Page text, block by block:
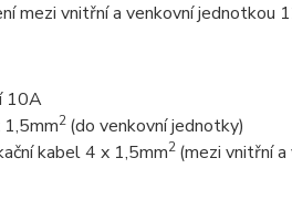
mezi vnitřní a venkovní jednotkou
10A
2 (do venkovní jednotky)
kabel 4 x 1,5mm2 (mezi vnitřní